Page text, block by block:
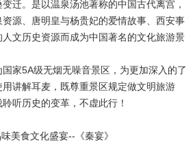
迁。是以温泉汤池著称的中国古代离宫，
源、唐明皇与杨贵妃的爱情故事、西安事
文历史资源而成为中国著名的文化旅游景
家5A级无烟无噪音景区，为更加深入的了
讲解耳麦，既尊重景区规定做文明旅游
听历史的变革，不虚此行！
美食文化盛宴--《秦宴》